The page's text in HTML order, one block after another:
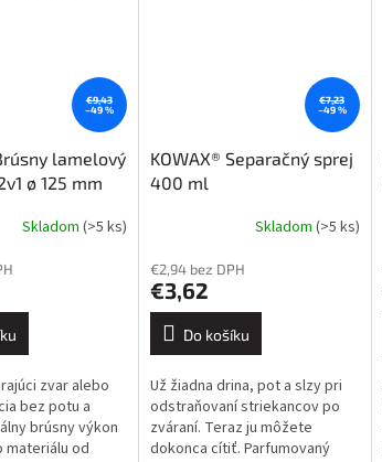
€9,43
–49 %
lamelový
ø 125 mm
Skladom (>5 ks)
zvar alebo
bez potu a
brúsny výkon
materiálu od
€7,23
–49 %
KOWAX® Separačný sprej
400 ml
Skladom (>5 ks)
€2,94 bez DPH
€3,62
Do košíku
Už žiadna drina, pot a slzy pri
odstraňovaní striekancov po
zváraní. Teraz ju môžete
dokonca cítiť. Parfumovaný